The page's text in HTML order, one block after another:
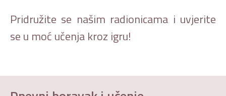
Pridružite se našim radionicama i uvjerite
se u moć učenja kroz igru!